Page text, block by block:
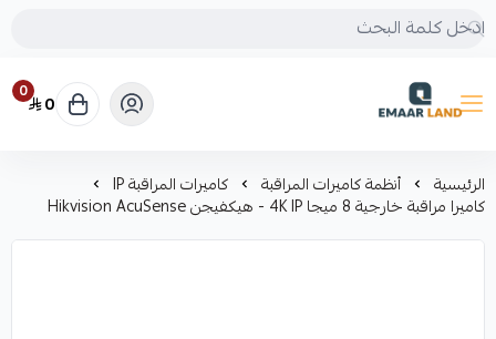
إعمار لاند
0 0
الرئيسية أنظمة كاميرات المراقبة كاميرات المراقبة IP
كاميرا مراقبة خارجية 8 ميجا 4K IP - هيكفيجن Hikvision AcuSense